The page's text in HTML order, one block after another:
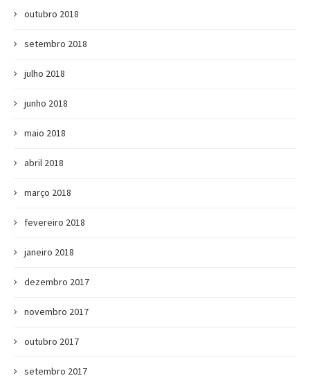
outubro 2018
setembro 2018
julho 2018
junho 2018
maio 2018
abril 2018
março 2018
fevereiro 2018
janeiro 2018
dezembro 2017
novembro 2017
outubro 2017
setembro 2017